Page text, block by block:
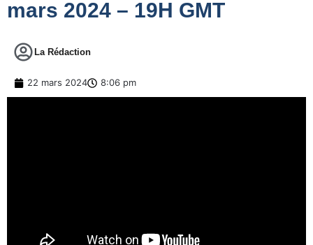
mars 2024 – 19H GMT
La Rédaction
22 mars 2024 8:06 pm